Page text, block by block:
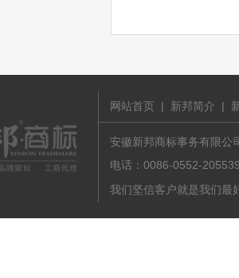
网站首页 | 新邦简介 |
安徽新邦商标事务有限公
电话：0086-0552-
我们坚信客户就是我们最